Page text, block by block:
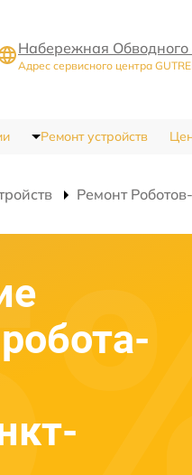
Набережная
Адрес сервисного центра
Ремонт устройств
Ремонт